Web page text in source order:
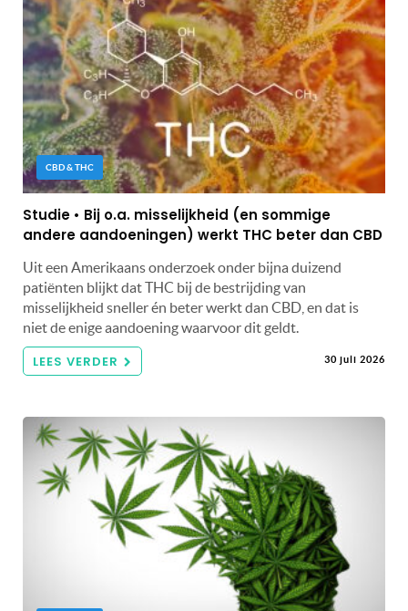
CBD & THC
Studie • Bij o.a. misselijkheid (en sommige
andere aandoeningen) werkt THC beter dan CBD
Uit een Amerikaans onderzoek onder bijna duizend
patiënten blijkt dat THC bij de bestrijding van
misselijkheid sneller én beter werkt dan CBD, en dat is
niet de enige aandoening waarvoor dit geldt.
LEES VERDER 30 juli 2026